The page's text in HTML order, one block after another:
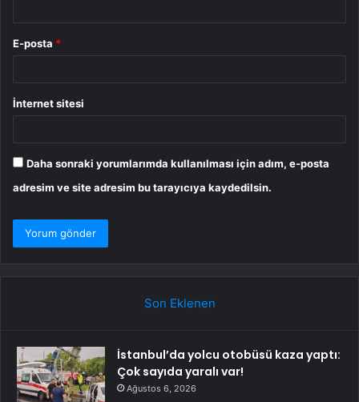
E-posta *
İnternet sitesi
Daha sonraki yorumlarımda kullanılması için adım, e-posta
adresim ve site adresim bu tarayıcıya kaydedilsin.
Son Eklenen
İstanbul’da yolcu otobüsü kaza yaptı:
Çok sayıda yaralı var!
Ağustos 6, 2026